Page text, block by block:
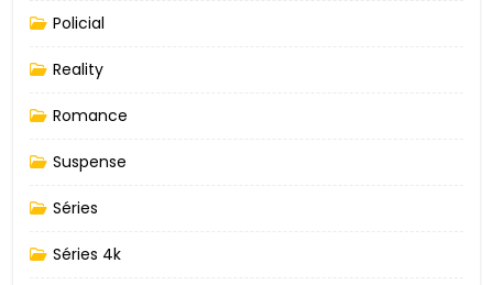
Policial
Reality
Romance
Suspense
Séries
Séries 4k